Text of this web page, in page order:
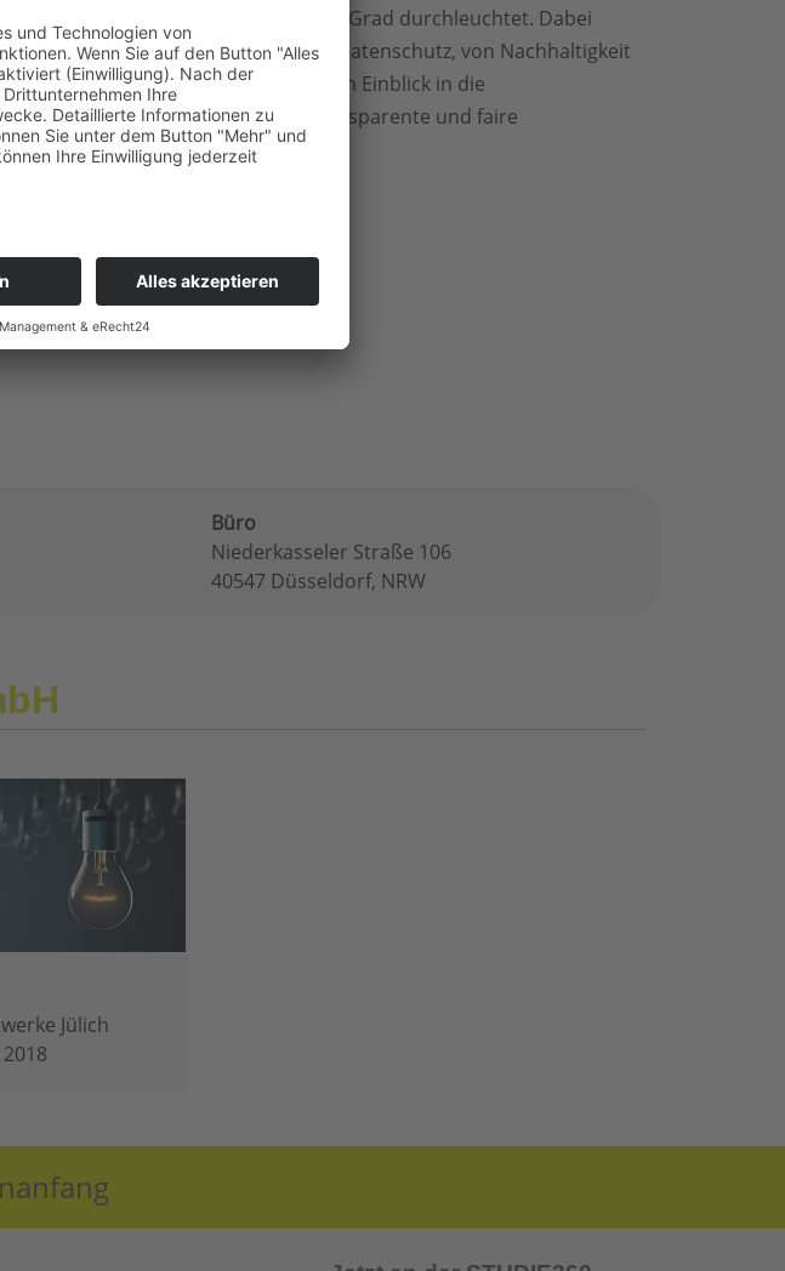
die den Energiemarkt 360 Grad durchleuchtet. Dabei
erbringt. Von Vertragslaufzeit bis Datenschutz, von Nachhaltigkeit
haben seit Jahren einen tiefen Einblick in die
mit den Verbrauchern geteilt. Transparente und faire
Büro
Niederkasseler Straße 106
40547 Düsseldorf, NRW
Jülich